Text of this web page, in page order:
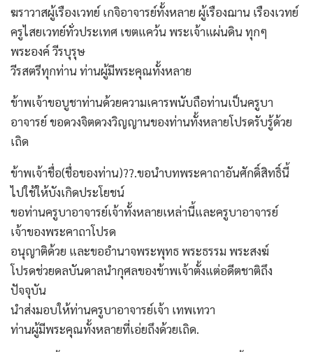
ฆราวาสผู้เรืองเวทย์ เกจิอาจารย์ทั้งหลาย ผู้เรืองฌาน เรืองเวทย์
ครูไสยเวทย์ทั่วประเทศ เขตแคว้น พระเจ้าแผ่นดิน ทุกๆ
พระองค์ วีรบุรุษ
วีรสตรีทุกท่าน ท่านผู้มีพระคุณทั้งหลาย
ข้าพเจ้าขอบูชาท่านด้วยความเคารพนับถือท่านเป็นครูบา
อาจารย์ ขอดวงจิตดวงวิญญานของท่านทั้งหลายโปรดรับรู้ด้วย
เถิด
ข้าพเจ้าชื่อ(ชื่อของท่าน)??.ขอนำบทพระคาถาอันศักดิ์สิทธิ์นี้
ไปใช้ให้บังเกิดประโยชน์
ขอท่านครูบาอาจารย์เจ้าทั้งหลายเหล่านี้และครูบาอาจารย์
เจ้าของพระคาถาโปรด
อนุญาติด้วย และขออำนาจพระพุทธ พระธรรม พระสงฆ์
โปรดช่วยดลบันดาลนำกุศลของข้าพเจ้าตั้งแต่อดีตชาติถึง
ปัจจุบัน
นำส่งมอบให้ท่านครูบาอาจารย์เจ้า เทพเทวา
ท่านผู้มีพระคุณทั้งหลายที่เอ่ยถึงด้วยเถิด.